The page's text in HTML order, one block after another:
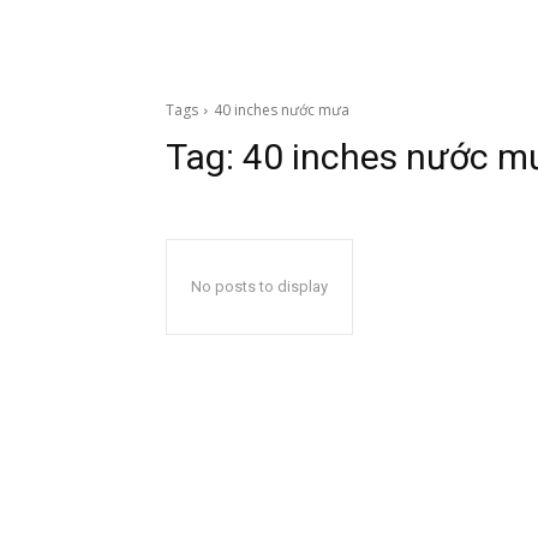
Tags 40 inches nước mưa
Tag: 40 inches nước
No posts to display